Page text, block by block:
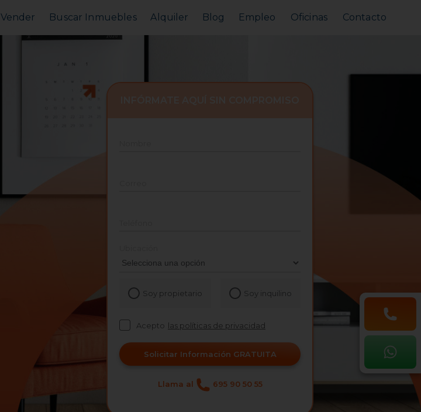
Vender
Vender Piso
Valorar Inmueble
Buscar Inmuebles
Comprar Piso
Alquilar Piso
MarketPlace
Alquiler Blog Empleo Oficinas Contacto
Soy propietario Soy inquilino
Acepto las políticas de privacidad
Solicitar Información GRATUITA
Llama al 695 90 50 55